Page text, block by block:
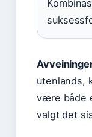
utenlands,
være både
valgt det